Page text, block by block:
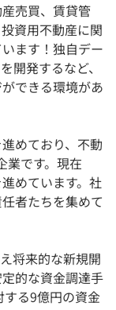
売買、賃貸管
資用不動産に関
ます！独自デー
開発するなど、
できる環境があ
めており、不動
業です。現在
めています。社
者たちを集めて
将来的な新規開
的な資金調達手
する9億円の資金